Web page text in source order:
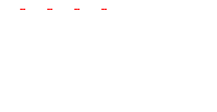
-- -- -- --